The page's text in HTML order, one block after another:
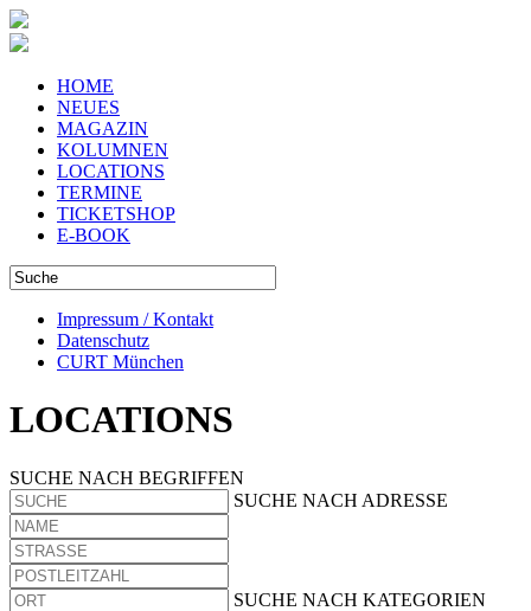
HOME
NEUES
MAGAZIN
KOLUMNEN
LOCATIONS
TERMINE
TICKETSHOP
E-BOOK
Impressum / Kontakt
Datenschutz
CURT München
LOCATIONS
SUCHE NACH BEGRIFFEN
SUCHE NACH ADRESSE
SUCHE NACH KATEGORIEN